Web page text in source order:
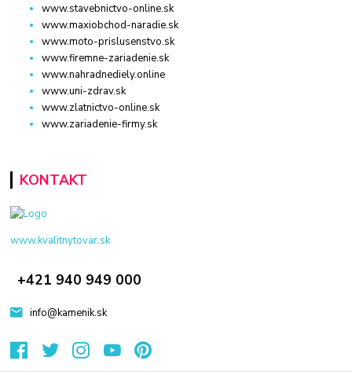
www.stavebnictvo-online.sk
www.maxiobchod-naradie.sk
www.moto-prislusenstvo.sk
www.firemne-zariadenie.sk
www.nahradnediely.online
www.uni-zdrav.sk
www.zlatnictvo-online.sk
www.zariadenie-firmy.sk
KONTAKT
www.kvalitnytovar.sk
+421 940 949 000
info@kamenik.sk